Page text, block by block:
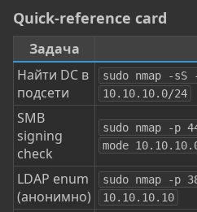
Quick-reference card​
Задача
Найти DC в
подсети
sudo nmap -
10.10.10.0/24
SMB
signing
check
sudo nmap -p
mode
LDAP enum
(анонимно)
sudo nmap -p
10.10.10.10